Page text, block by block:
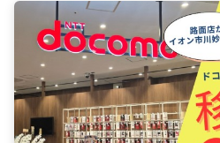
#写真で伝える会社の雰囲気
#出張買取
#オープニング
#オープニングスタッフ
#買取スタッフ #営業職 #スキルアップ
#長期休暇あり #30代活躍中 #20代活躍中